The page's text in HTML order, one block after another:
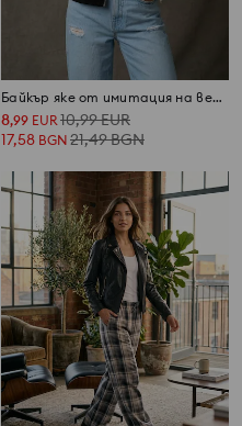
Байкър яке от имитация на велур с декоративни шипове
8,99 EUR 10,99EUR
17,58 BGN 21,49BGN